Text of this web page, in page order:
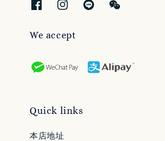
We accept
Quick links
本店地址